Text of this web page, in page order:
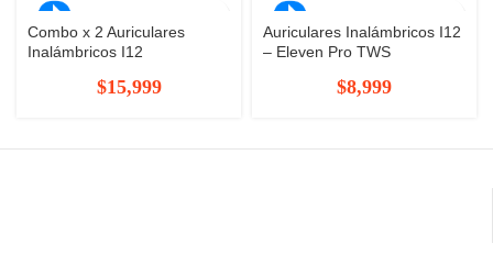
Combo x 2 Auriculares
Inalámbricos I12
$15,999
Auriculares Inalámbricos I12
– Eleven Pro TWS
$8,999